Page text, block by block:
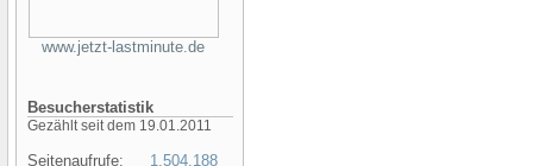
www.jetzt-lastminute.de
Besucherstatistik
Gezählt seit dem 19.01.2011
Seitenaufrufe:
1.504.188